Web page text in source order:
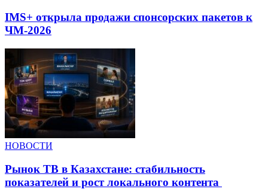
IMS+ открыла продажи спонсорских пакетов к
ЧМ-2026
НОВОСТИ
Рынок ТВ в Казахстане: стабильность
показателей и рост локального контента